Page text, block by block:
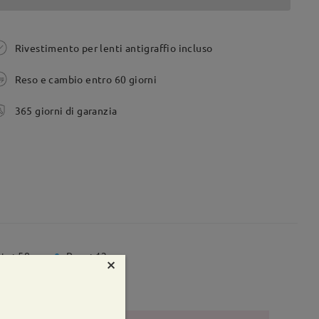
Rivestimento per lenti antigraffio incluso
Reso e cambio entro 60 giorni
365 giorni di garanzia
58 mm Peso: 12g
×